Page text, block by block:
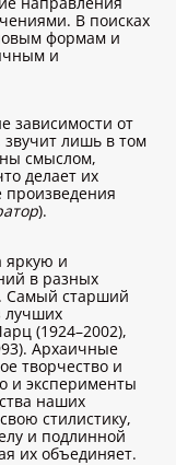
В поисках
формам и
и
зависимости от
звучит лишь в том
смыслом,
делает их
).
яркую и
в разных
Самый старший
лучших
(1924–2002),
Архаичные
творчество и
и эксперименты
наших
стилистику,
и подлинной
их объединяет.